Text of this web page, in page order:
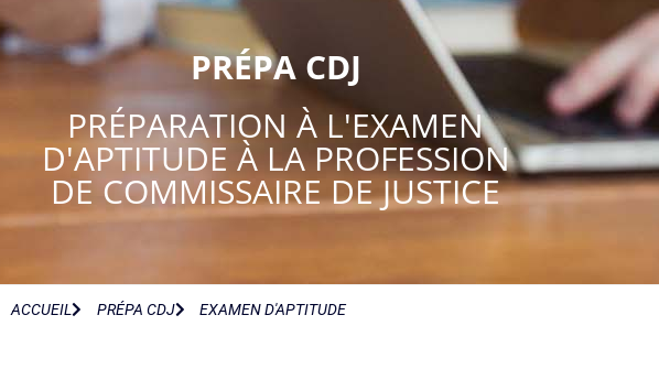
PRÉPA CDJ
PRÉPARATION À L'EXAMEN
D'APTITUDE À LA PROFESSION
DE COMMISSAIRE DE JUSTICE
ACCUEIL PRÉPA CDJ EXAMEN D'APTITUDE